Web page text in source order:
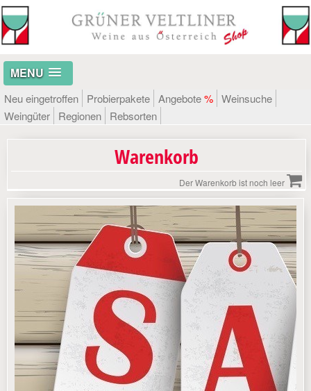
MENU
Neu eingetroffen Probierpakete Angebote% Weinsuche
Weingüter
Regionen Rebsorten
Warenkorb
Der Warenkorb ist noch leer